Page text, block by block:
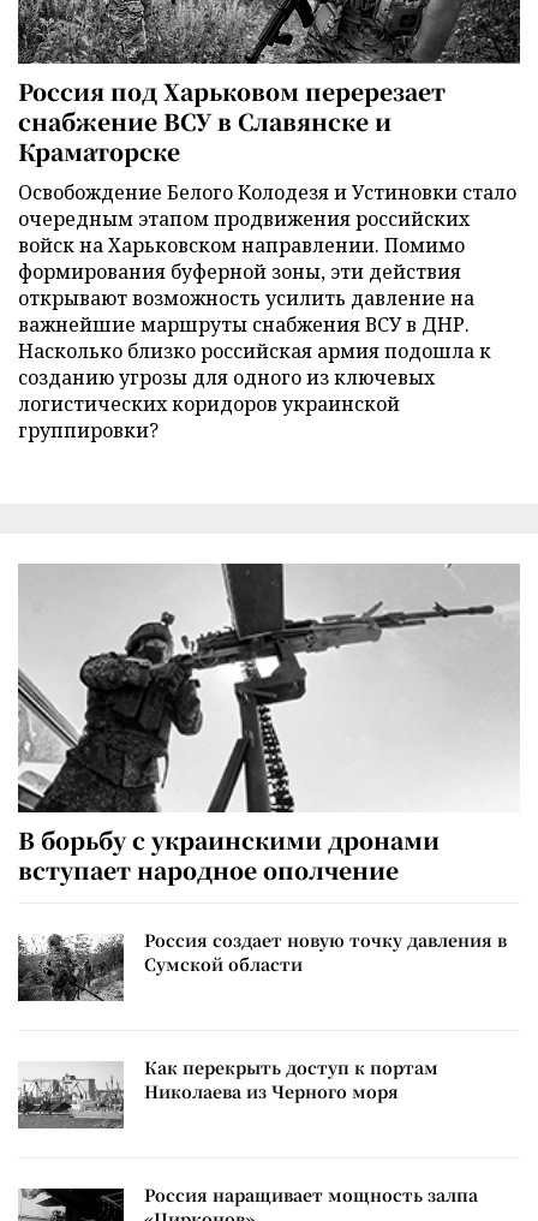
Россия под Харьковом перерезает
снабжение ВСУ в Славянске и
Краматорске
Освобождение Белого Колодезя и Устиновки стало
очередным этапом продвижения российских
войск на Харьковском направлении. Помимо
формирования буферной зоны, эти действия
открывают возможность усилить давление на
важнейшие маршруты снабжения ВСУ в ДНР.
Насколько близко российская армия подошла к
созданию угрозы для одного из ключевых
логистических коридоров украинской
группировки?
В борьбу с украинскими дронами
вступает народное ополчение
Россия создает новую точку давления в
Сумской области
Как перекрыть доступ к портам
Николаева из Черного моря
Россия наращивает мощность залпа